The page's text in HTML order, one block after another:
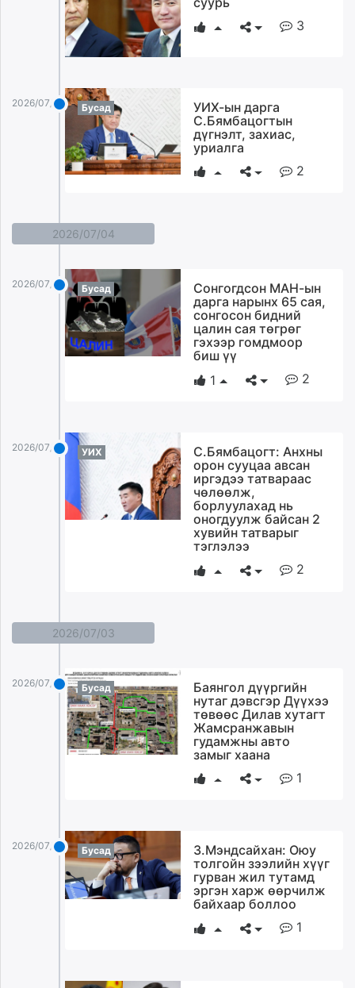
24tsag.mn
shuud.mn
ergelt.mn
mminfo.mn
unen.mn
shudarga.mn
shuurhai.mn
itoim.mn
tac.mn
paparazzi.mn
3
2026/07/06 Бусад
УИХ-ын дарга
С.Бямбацогтын
дүгнэлт, захиас,
уриалга
2
2026/07/04
2026/07/04 Бусад
Сонгогдсон МАН-ын
дарга нарынх 65 сая,
сонгосон бидний
цалин сая төгрөг
гэхээр гомдмоор
биш үү
1
2
2026/07/04 УИХ
С.Бямбацогт: Анхны
орон сууцаа авсан
иргэдээ татвараас
чөлөөлж,
борлуулахад нь
оногдуулж байсан 2
хувийн татварыг
тэглэлээ
2
2026/07/03
2026/07/03 Бусад
Баянгол дүүргийн
нутаг дэвсгэр Дүүхээ
төвөөс Дилав хутагт
Жамсранжавын
гудамжны авто
замыг хаана
1
2026/07/03 Бусад
З.Мэндсайхан: Оюу
толгойн зээлийн хүүг
гурван жил тутамд
эргэн харж өөрчилж
байхаар боллоо
1